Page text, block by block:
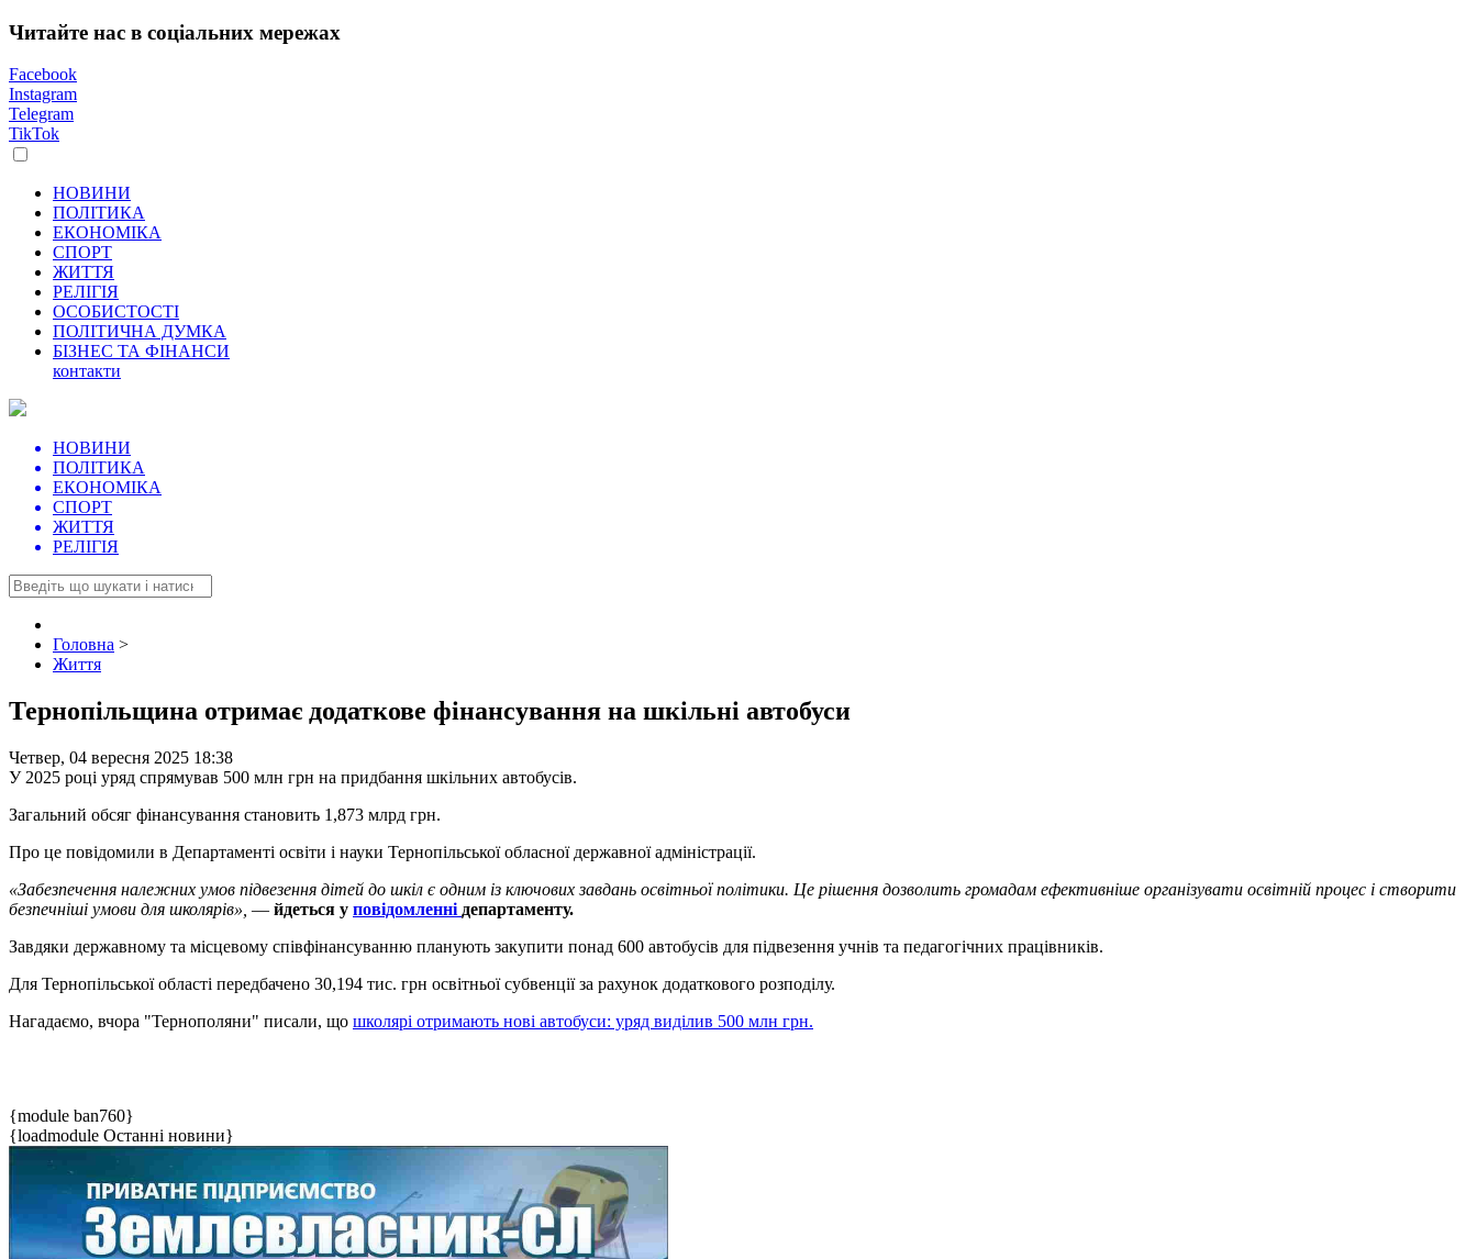
Читайте нас в соціальних мережах
Facebook
Instagram
Telegram
TikTok
НОВИНИ
ПОЛІТИКА
ЕКОНОМІКА
СПОРТ
ЖИТТЯ
РЕЛІГІЯ
ОСОБИСТОСТІ
ПОЛІТИЧНА ДУМКА
БІЗНЕС ТА ФІНАНСИ
контакти
НОВИНИ
ПОЛІТИКА
ЕКОНОМІКА
СПОРТ
ЖИТТЯ
РЕЛІГІЯ
Головна >
Життя
Тернопільщина отримає додаткове фінансування на шкільні автобуси
Четвер, 04 вересня 2025 18:38
У 2025 році уряд спрямував 500 млн грн на придбання шкільних автобусів.
Загальний обсяг фінансування становить 1,873 млрд грн.
Про це повідомили в Департаменті освіти і науки Тернопільської обласної державної адміністрації.
«Забезпечення належних умов підвезення дітей до шкіл є одним із ключових завдань освітньої політики. Це рішення дозволить громадам ефективніше організувати освітній процес і створити
безпечніші умови для школярів», — йдеться у повідомленні департаменту.
Завдяки державному та місцевому співфінансуванню планують закупити понад 600 автобусів для підвезення учнів та педагогічних працівників.
Для Тернопільської області передбачено 30,194 тис. грн освітньої субвенції за рахунок додаткового розподілу.
Нагадаємо, вчора "Тернополяни" писали, що школярі отримають нові автобуси: уряд виділив 500 млн грн.
{module ban760}
{loadmodule Останні новини}